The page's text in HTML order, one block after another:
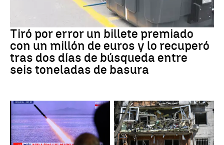
Tiró por error un billete premiado
con un millón de euros y lo recuperó
tras dos días de búsqueda entre
seis toneladas de basura